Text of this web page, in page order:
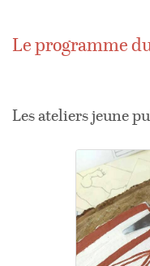
Le programme
Les ateliers jeune